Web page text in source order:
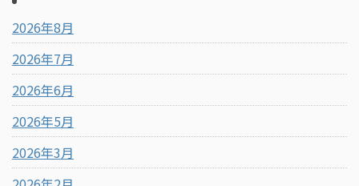
2026年8月
2026年7月
2026年6月
2026年5月
2026年3月